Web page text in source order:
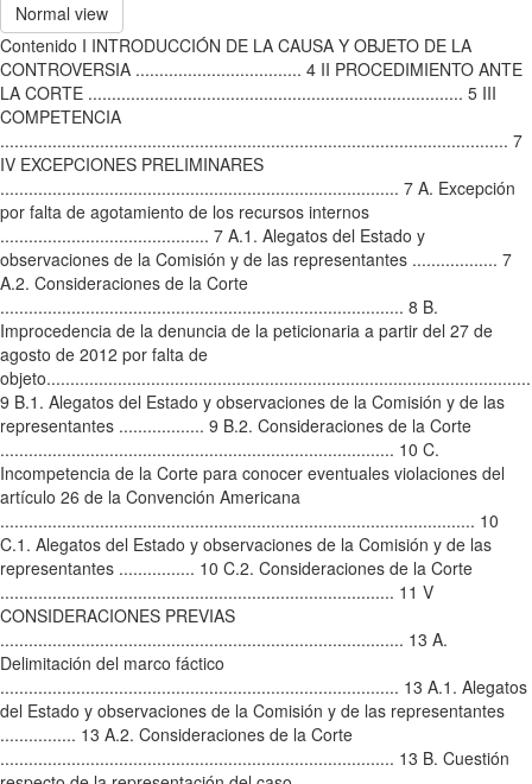
Normal view
Contenido I INTRODUCCIÓN DE LA CAUSA Y OBJETO DE LA
CONTROVERSIA ................................... 4 II PROCEDIMIENTO ANTE
LA CORTE ............................................................................... 5 III
COMPETENCIA
........................................................................................................... 7
IV EXCEPCIONES PRELIMINARES
.................................................................................... 7 A. Excepción
por falta de agotamiento de los recursos internos
............................................ 7 A.1. Alegatos del Estado y
observaciones de la Comisión y de las representantes .................. 7
A.2. Consideraciones de la Corte
..................................................................................... 8 B.
Improcedencia de la denuncia de la peticionaria a partir del 27 de
agosto de 2012 por falta de
9 B.1. Alegatos del Estado y observaciones de la Comisión y de las
representantes .................. 9 B.2. Consideraciones de la Corte
................................................................................... 10 C.
Incompetencia de la Corte para conocer eventuales violaciones del
artículo 26 de la Convención Americana
.................................................................................................... 10
C.1. Alegatos del Estado y observaciones de la Comisión y de las
representantes ................ 10 C.2. Consideraciones de la Corte
................................................................................... 11 V
CONSIDERACIONES PREVIAS
..................................................................................... 13 A.
Delimitación del marco fáctico
.................................................................................... 13 A.1. Alegatos
del Estado y observaciones de la Comisión y de las representantes
................ 13 A.2. Consideraciones de la Corte
................................................................................... 13 B. Cuestión